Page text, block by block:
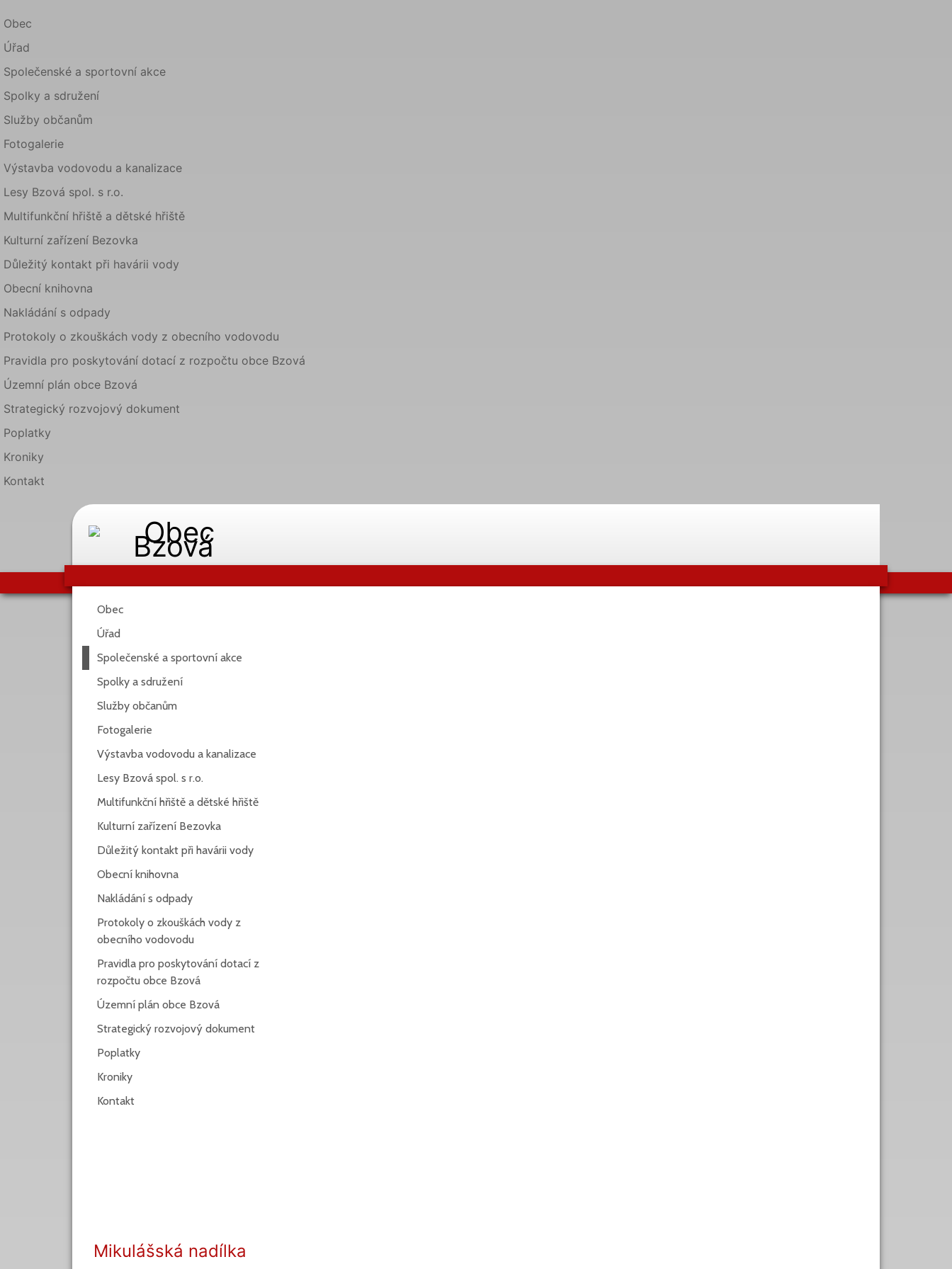
Obec
Úřad
Společenské a sportovní akce
Spolky a sdružení
Služby občanům
Fotogalerie
Výstavba vodovodu a kanalizace
Lesy Bzová spol. s r.o.
Multifunkční hřiště a dětské hřiště
Kulturní zařízení Bezovka
Důležitý kontakt při havárii vody
Obecní knihovna
Nakládání s odpady
Protokoly o zkouškách vody z obecního vodovodu
Pravidla pro poskytování dotací z rozpočtu obce Bzová
Územní plán obce Bzová
Strategický rozvojový dokument
Poplatky
Kroniky
Kontakt
Obec
Úřad
Společenské a sportovní akce
Spolky a sdružení
Služby občanům
Fotogalerie
Výstavba vodovodu a kanalizace
Lesy Bzová spol. s r.o.
Multifunkční hřiště a dětské hřiště
Kulturní zařízení Bezovka
Důležitý kontakt při havárii vody
Obecní knihovna
Nakládání s odpady
Protokoly o zkouškách vody z
obecního vodovodu
Pravidla pro poskytování dotací z
rozpočtu obce Bzová
Územní plán obce Bzová
Strategický rozvojový dokument
Poplatky
Kroniky
Kontakt
Mikulášská nadílka